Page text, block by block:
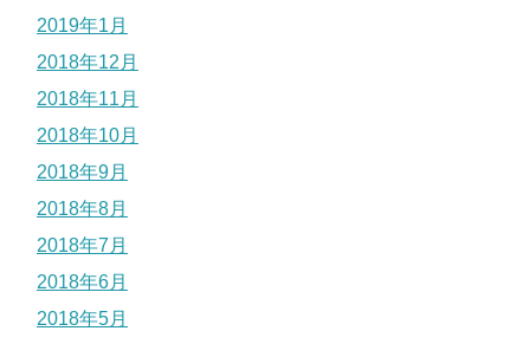
2019年1月
2018年12月
2018年11月
2018年10月
2018年9月
2018年8月
2018年7月
2018年6月
2018年5月